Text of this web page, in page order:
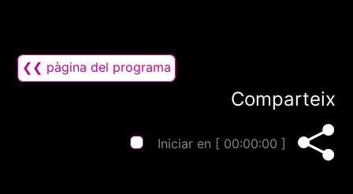
❮❮ pàgina del programa
Comparteix
Iniciar en [ 00:00:00 ]